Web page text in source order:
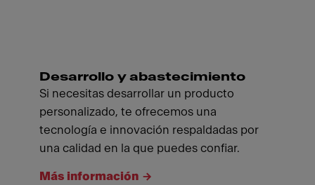
Desarrollo y abastecimiento
Si necesitas desarrollar un producto
personalizado, te ofrecemos una
tecnología e innovación respaldadas por
una calidad en la que puedes confiar.
Más información